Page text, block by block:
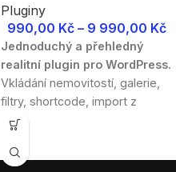
Pluginy
990,00 Kč – 9 990,00 Kč
Jednoduchý a přehledný
realitní plugin pro WordPress.
Vkládání nemovitostí, galerie,
filtry, shortcode, import z
Estatik a přehledná správa
složitosti.